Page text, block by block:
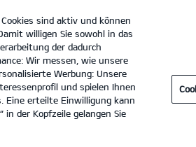
mbH
sind aktiv und können
willigen Sie sowohl in das
der dadurch
Wir messen, wie unsere
Werbung: Unsere
und spielen Ihnen
Eine erteilte Einwilligung kann
der Kopfzeile gelangen Sie